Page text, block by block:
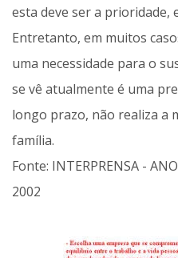
esta deve ser a prioridade,
Entretanto, em muitos
uma necessidade para o
se vê atualmente é uma
longo prazo, não realiza a
família.
Fonte: INTERPRENSA -
2002